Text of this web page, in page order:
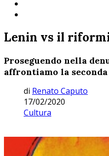
Lenin vs il
Proseguendo nella
affrontiamo la
di Renato Caputo
17/02/2020
Cultura